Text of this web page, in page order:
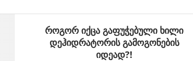
როგორ იქცა გაფუჭებული ხილი
დეჰიდრატორის გამოგონების
იდეად?!